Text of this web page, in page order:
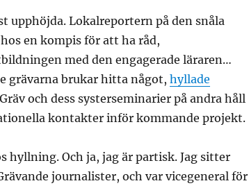
upphöjda. Lokalreportern på den snåla
en kompis för att ha råd,
med den engagerade läraren…
grävarna brukar hitta något, hyllade
och dess systerseminarier på andra håll
kontakter inför kommande projekt.
hyllning. Och ja, jag är partisk. Jag sitter
journalister, och var vicegeneral för